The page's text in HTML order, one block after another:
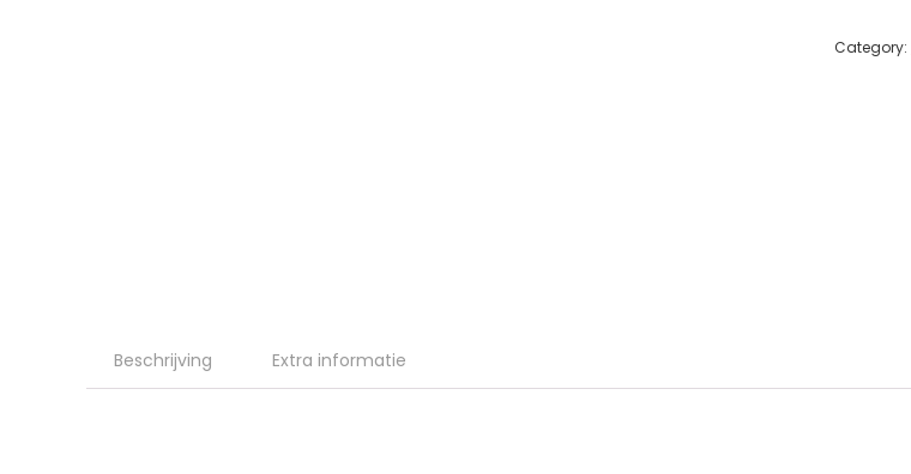
Category:
Beschrijving Extra informatie